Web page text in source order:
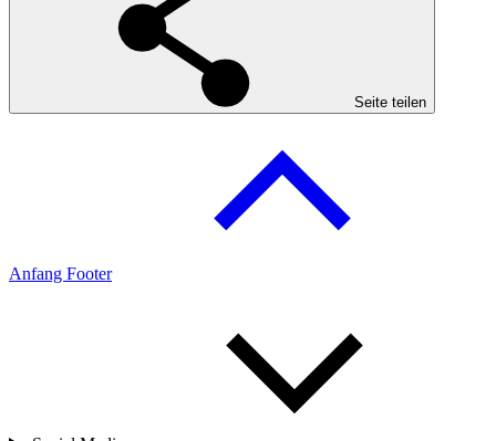
Seite teilen
Anfang Footer